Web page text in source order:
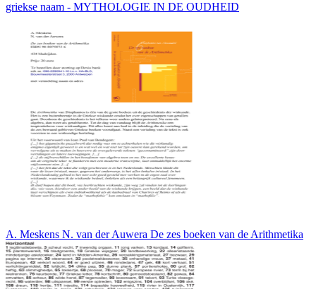
griekse naam - MYTHOLOGIE IN DE OUDHEID
A. Meskens N. van der Auwera De zes boeken van de Arithmetika